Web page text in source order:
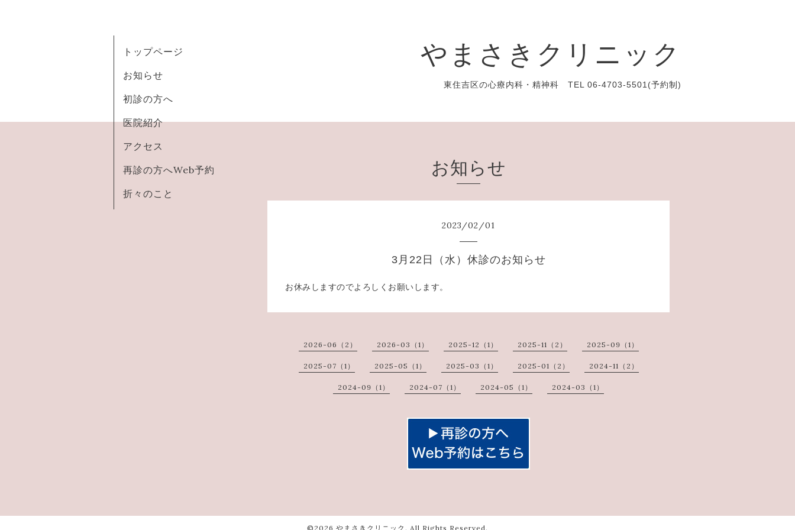
やまさきクリニック
東住吉区の心療内科・精神科 TEL 06-4703-5501(予約制)
トップページ
お知らせ
初診の方へ
医院紹介
アクセス
再診の方へWeb予約
折々のこと
お知らせ
2023/02/01
3月22日（水）休診のお知らせ
お休みしますのでよろしくお願いします。
2026-06（2） 2026-03（1） 2025-12（1） 2025-11（2） 2025-09（1）
2025-07（1） 2025-05（1） 2025-03（1） 2025-01（2） 2024-11（2）
2024-09（1） 2024-07（1） 2024-05（1） 2024-03（1）
©2026 やまさきクリニック . All Rights Reserved.